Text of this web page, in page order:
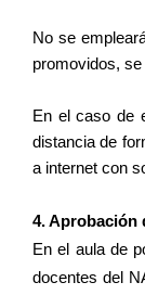
No se
promovidos,
En el caso de
distancia de
a internet con
4. Aprobación
En el aula de
docentes del